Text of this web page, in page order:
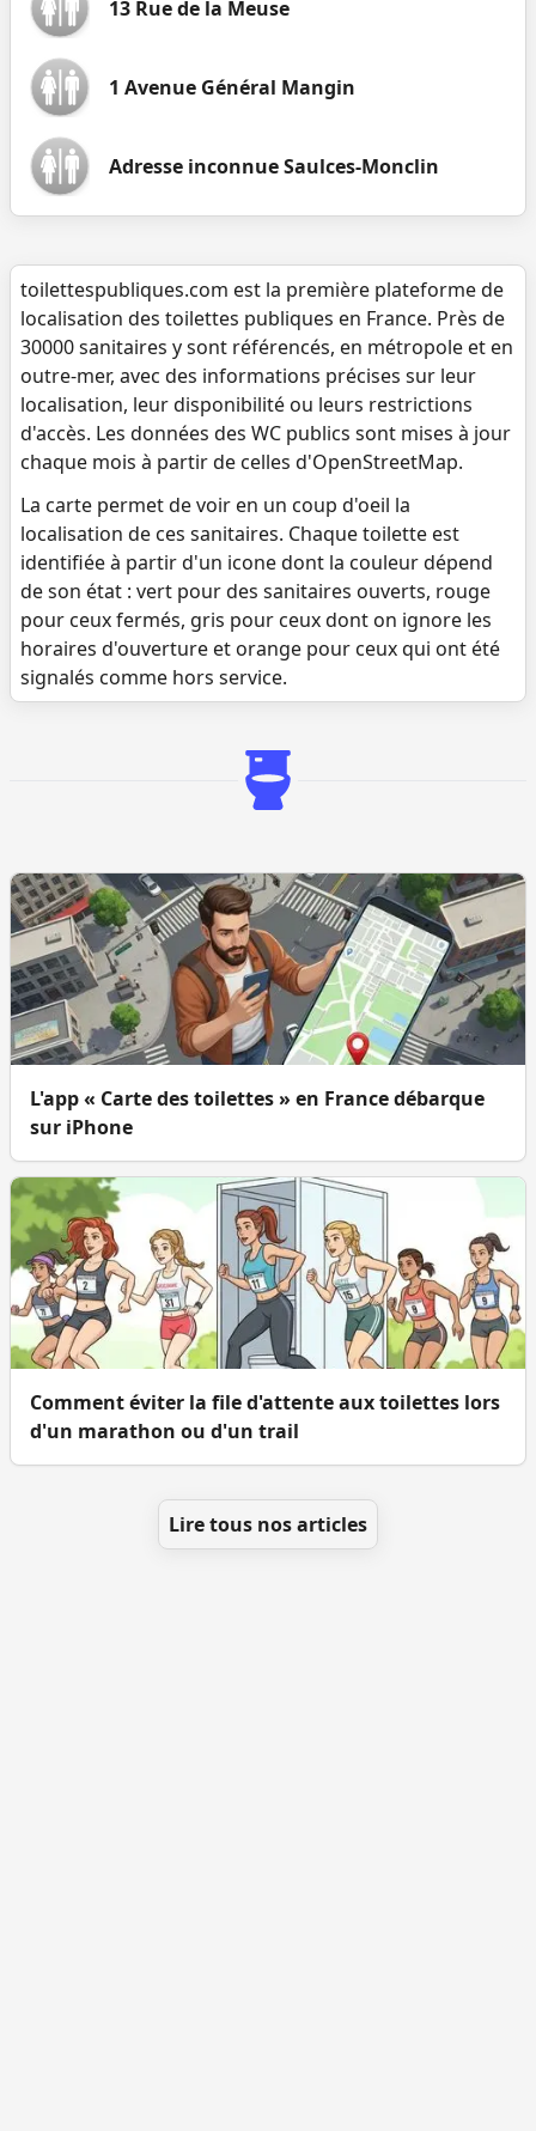
13 Rue de la Meuse
1 Avenue Général Mangin
Adresse inconnue Saulces-Monclin
toilettespubliques.com est la première plateforme de
localisation des toilettes publiques en France. Près de
30000 sanitaires y sont référencés, en métropole et en
outre-mer, avec des informations précises sur leur
localisation, leur disponibilité ou leurs restrictions
d'accès. Les données des WC publics sont mises à jour
chaque mois à partir de celles d'OpenStreetMap.
La carte permet de voir en un coup d'oeil la
localisation de ces sanitaires. Chaque toilette est
identifiée à partir d'un icone dont la couleur dépend
de son état : vert pour des sanitaires ouverts, rouge
pour ceux fermés, gris pour ceux dont on ignore les
horaires d'ouverture et orange pour ceux qui ont été
signalés comme hors service.
L'app « Carte des toilettes » en France débarque
sur iPhone
Comment éviter la file d'attente aux toilettes lors
d'un marathon ou d'un trail
Lire tous nos articles